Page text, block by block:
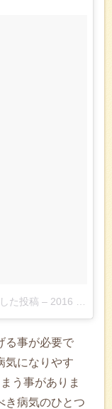
た投稿 – 2016 11月 13 12:34午前 PST
る事が必要で
気になりやす
う事がありま
き病気のひとつ